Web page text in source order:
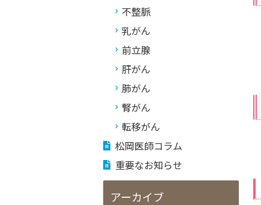
不整脈
乳がん
前立腺
肝がん
肺がん
腎がん
転移がん
松岡医師コラム
重要なお知らせ
アーカイブ